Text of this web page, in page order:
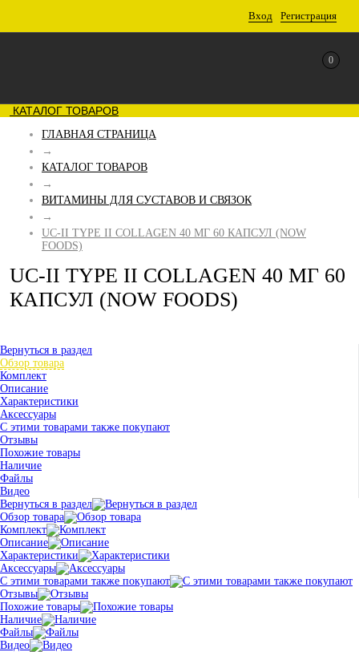
Вход Регистрация
0
КАТАЛОГ ТОВАРОВ
ГЛАВНАЯ СТРАНИЦА
→
КАТАЛОГ ТОВАРОВ
→
ВИТАМИНЫ ДЛЯ СУСТАВОВ И СВЯЗОК
→
UC-II TYPE II COLLAGEN 40 МГ 60 КАПСУЛ (NOW
FOODS)
UC-II TYPE II COLLAGEN 40 МГ 60
КАПСУЛ (NOW FOODS)
Вернуться в раздел
Обзор товара
Комплект
Описание
Характеристики
Аксессуары
С этими товарами также покупают
Отзывы
Похожие товары
Наличие
Файлы
Видео
Вернуться в раздел
Обзор товара
Комплект
Описание
Характеристики
Аксессуары
С этими товарами также покупают
Отзывы
Похожие товары
Наличие
Файлы
Видео